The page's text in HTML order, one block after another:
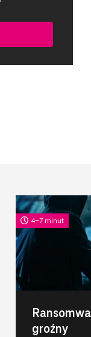
4-7 minut
groźny